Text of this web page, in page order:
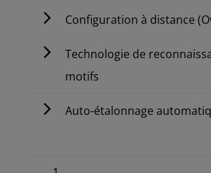
Configuration à distance
Technologie de
motifs
Auto-étalonnage